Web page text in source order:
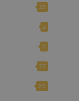
23
2
11
23
20